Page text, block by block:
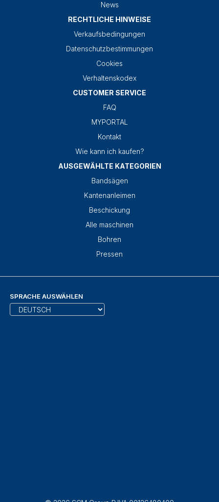
News
RECHTLICHE HINWEISE
Verkaufsbedingungen
Datenschutzbestimmungen
Cookies
Verhaltenskodex
CUSTOMER SERVICE
FAQ
MYPORTAL
Kontakt
Wie kann ich kaufen?
AUSGEWÄHLTE KATEGORIEN
Bandsägen
Kantenanleimen
Beschickung
Alle maschinen
Bohren
Pressen
SPRACHE AUSWÄHLEN